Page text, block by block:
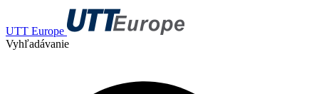
UTT Europe
Vyhľadávanie